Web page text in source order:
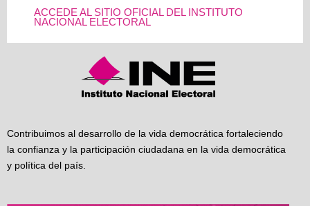
ACCEDE AL SITIO OFICIAL DEL INSTITUTO
NACIONAL ELECTORAL
Contribuimos al desarrollo de la vida democrática fortaleciendo
la confianza y la participación ciudadana en la vida democrática
y política del país.